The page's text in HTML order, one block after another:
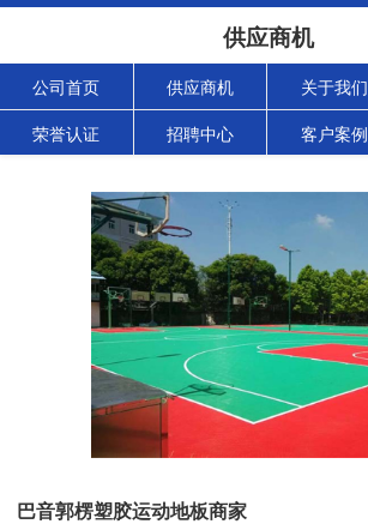
供应商机
公司首页 供应商机 关于我们
荣誉认证 招聘中心 客户案例
巴音郭楞塑胶运动地板商家